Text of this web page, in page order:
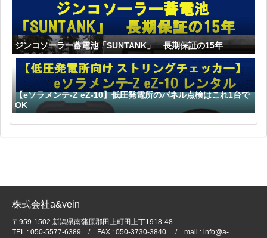
ジンコソーラー蓄電池「SUNTANK」 長期保証の15年
【eソラメンテ-Z eZ-10】低圧発電所のパネル点検はこれ1台で
OK
株式会社a&vein
〒959-1502 新潟県南蒲原郡田上町田上丁1918-48
TEL : 050-5577-6389 / FAX : 050-3730-3840 / mail : info@a-